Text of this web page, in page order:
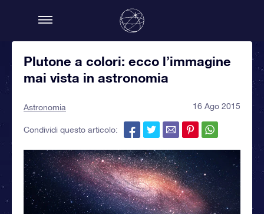
Plutone a colori: ecco l’immagine
mai vista in astronomia
Astronomia 16 Ago 2015
Condividi questo articolo: